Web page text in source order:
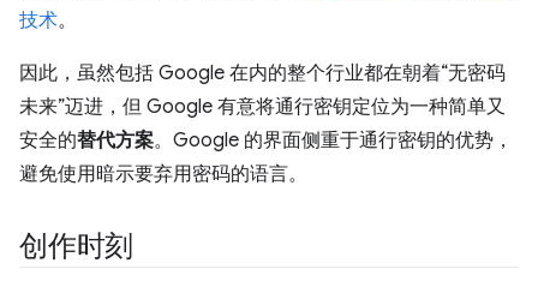
技术。
因此，虽然包括 Google 在内的整个行业都在朝着“无密码
未来”迈进，但 Google 有意将通行密钥定位为一种简单又
安全的替代方案。Google 的界面侧重于通行密钥的优势，
避免使用暗示要弃用密码的语言。
创作时刻